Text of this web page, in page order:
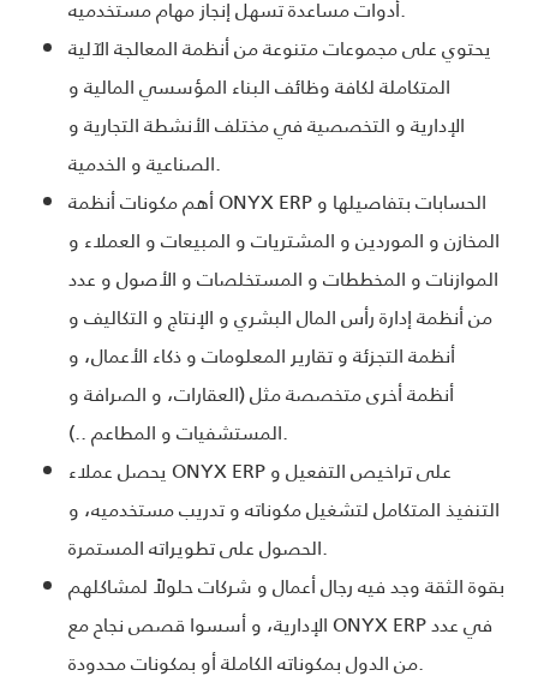
أدوات مساعدة تسهل إنجاز مهام مستخدميه.
يحتوي على مجموعات متنوعة من أنظمة المعالجة الآلية
المتكاملة لكافة وظائف البناء المؤسسي المالية و
الإدارية و التخصصية في مختلف الأنشطة التجارية و
الصناعية و الخدمية.
أهم مكونات أنظمة ONYX ERP الحسابات بتفاصيلها و
المخازن و الموردين و المشتريات و المبيعات و العملاء و
الموازنات و المخططات و المستخلصات و الأصول و عدد
من أنظمة إدارة رأس المال البشري و الإنتاج و التكاليف و
أنظمة التجزئة و تقارير المعلومات و ذكاء الأعمال، و
أنظمة أخرى متخصصة مثل (العقارات، و الصرافة و
المستشفيات و المطاعم ..).
يحصل عملاء ONYX ERP على تراخيص التفعيل و
التنفيذ المتكامل لتشغيل مكوناته و تدريب مستخدميه، و
الحصول على تطويراته المستمرة.
بقوة الثقة وجد فيه رجال أعمال و شركات حلولاً لمشاكلهم
الإدارية، و أسسوا قصص نجاح مع ONYX ERP في عدد
من الدول بمكوناته الكاملة أو بمكونات محدودة.